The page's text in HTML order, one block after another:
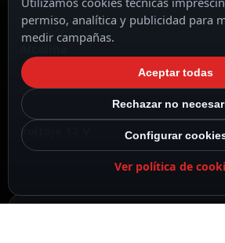
Voltaje 12 V
permiso, analítica y publicidad para
medir campañas.
Aceptar todas
Rechazar no
Configurar
Ver política de